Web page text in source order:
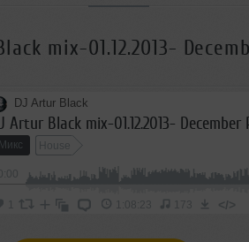
mix-01.12.2013-
DJ Artur Black
Artur Black mix-01.12.2013- December
Микс House
1:08:23 173 </>